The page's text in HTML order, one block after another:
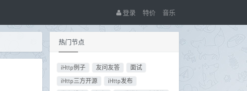
登录 特价 音乐
热门节点
iHttp例子 友问友答
面试
iHttp三方开源
iHttp发布